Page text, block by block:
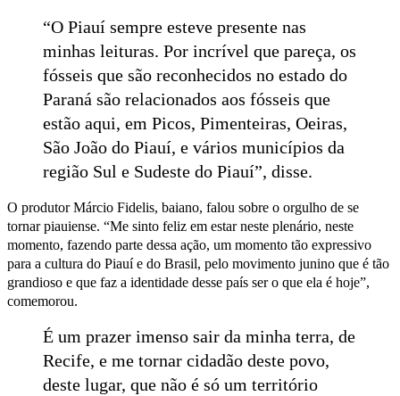
“O Piauí sempre esteve presente nas
minhas leituras. Por incrível que pareça, os
fósseis que são reconhecidos no estado do
Paraná são relacionados aos fósseis que
estão aqui, em Picos, Pimenteiras, Oeiras,
São João do Piauí, e vários municípios da
região Sul e Sudeste do Piauí”, disse.
O produtor Márcio Fidelis, baiano, falou sobre o orgulho de se
tornar piauiense. “Me sinto feliz em estar neste plenário, neste
momento, fazendo parte dessa ação, um momento tão expressivo
para a cultura do Piauí e do Brasil, pelo movimento junino que é tão
grandioso e que faz a identidade desse país ser o que ela é hoje”,
comemorou.
É um prazer imenso sair da minha terra, de
Recife, e me tornar cidadão deste povo,
deste lugar, que não é só um território